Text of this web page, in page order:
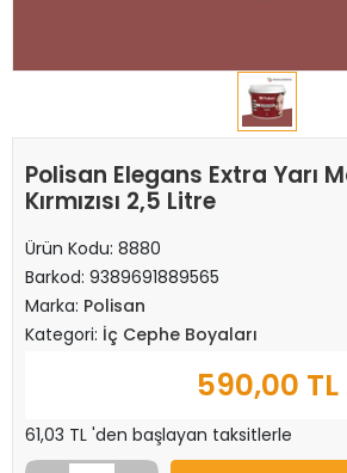
Polisan Elegans Extra Yarı
Kırmızısı 2,5 Litre
Ürün Kodu: 8880
Barkod: 9389691889565
Marka: Polisan
Kategori: İç Cephe Boyaları
590,00 TL
61,03 TL 'den başlayan taksitlerle